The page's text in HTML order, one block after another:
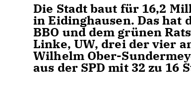
Die Stadt baut für 16,2
in Eidinghausen. Das hat
BBO und dem grünen
Linke, UW, drei der vier
Wilhelm Ober-
aus der SPD mit 32 zu